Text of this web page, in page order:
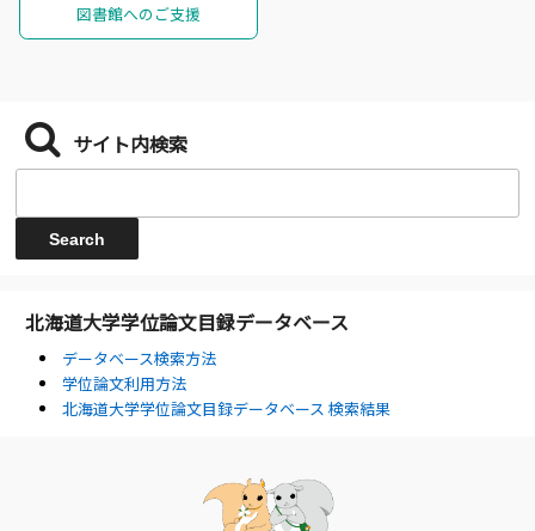
図書館へのご支援
サイト内検索
北海道大学学位論文目録データベース
データベース検索方法
学位論文利用方法
北海道大学学位論文目録データベース 検索結果